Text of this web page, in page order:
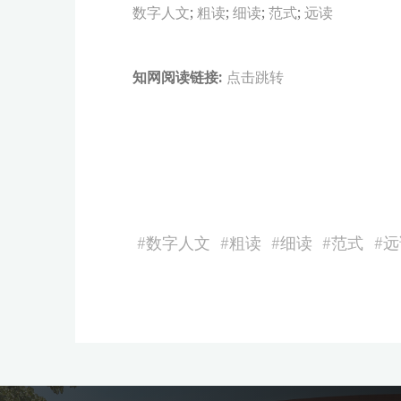
数字人文; 粗读; 细读; 范式; 远读
知网阅读链接: 点击跳转
#数字人文 #粗读 #细读 #范式 #